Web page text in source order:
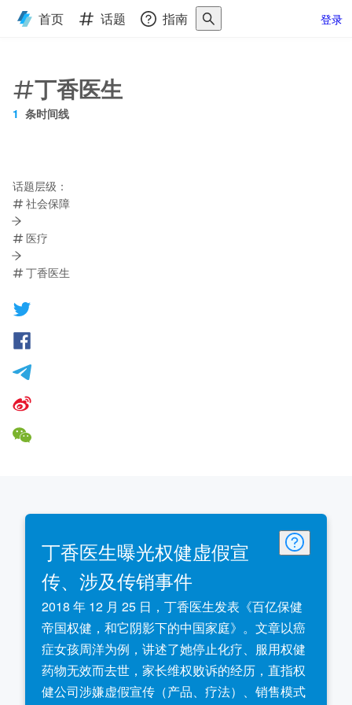
首页 话题 指南 登录
丁香医生
1 条时间线
话题层级：
社会保障
医疗
丁香医生
丁香医生曝光权健虚假宣
传、涉及传销事件
2018 年 12 月 25 日，丁香医生发表《百亿保健
帝国权健，和它阴影下的中国家庭》。文章以癌
症女孩周洋为例，讲述了她停止化疗、服用权健
药物无效而去世，家长维权败诉的经历，直指权
健公司涉嫌虚假宣传（产品、疗法）、销售模式